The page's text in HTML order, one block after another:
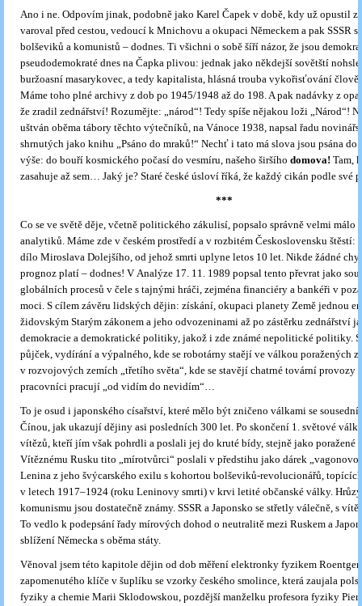
Ano i ne. Odpovím jinak, podobně jako Karel Čapek v době, kdy už opustil
varoval před cestou, vedoucí k Mnichovu a okupaci Německem a pak SSSR s
bolševiků a komunistů – dodnes. Ti všichni o sobě šíří názor, že jsou
pseudodemokraté dnes na Čapka plivou: jednak jako někdejší sovětští
buržoasní masarykovec, a tedy kapitalista, hlásná trouba vykořisťování
Máme toho plné archivy z dob po 1945/1948 až do 198. A pak nadávky z
že zradil zednářství! Rozumějte: „národ“! Tedy spíše nějakou loži „Národ“!
uštván oběma tábory těchto výtečníků, na Vánoce 1938, napsal řadu
shrnutých jako knihu „Psáno do mraků!“ Nechť i tato má slova jsou psána do
výše: do bouří kosmického počasí do vesmíru, našeho širšího domova! Tam,
zasahuje až sem… Jaký je? Staré české úsloví říká, že každý cikán podle své
***
Co se ve světě děje, včetně politického zákulisí, popsalo správně velmi
analytiků. Máme zde v českém prostředí a v rozbitém Československu štěstí:
dílo Miroslava Dolejšího, od jehož smrti uplyne letos 10 let. Nikde žádné
prognoz platí – dodnes! V Analýze 17. 11. 1989 popsal tento převrat jako
globálních procesů v čele s tajnými hráči, zejména financiéry a bankéři v
moci. S cílem závěru lidských dějin: získání, okupaci planety Země jednou
židovským Starým zákonem a jeho odvozeninami až po zástěrku zednářství
demokracie a demokratické politiky, jakož i zde známé nepolitické politiky.
půjček, vydírání a výpalného, kde se robotárny staějí ve válkou poražených
v rozvojových zemích „třetího světa“, kde se stavějí chatrné tovární provozy
pracovníci pracují „od vidím do nevidím“…
To je osud i japonského císařství, které mělo být zničeno válkami se
Čínou, jak ukazují dějiny asi posledních 300 let. Po skončení 1. světové
vítězů, kteří jím však pohrdli a poslali jej do kruté bídy, stejně jako poražené
Vítěznému Rusku tito „mírotvůrci“ poslali v předstihu jako dárek
Lenina z jeho švýcarského exilu s kohortou bolševiků-revolucionářů,
v letech 1917–1924 (roku Leninovy smrti) v krvi letité občanské války.
komunismu jsou dostatečně známy. SSSR a Japonsko se střetly válečně, s
To vedlo k podepsání řady mírových dohod o neutralitě mezi Ruskem a
sblížení Německa s oběma státy.
Věnoval jsem této kapitole dějin od dob měření elektronky fyzikem
zapomenutého klíče v šuplíku se vzorky českého smolince, která zaujala
fyziky a chemie Marii Sklodowskou, pozdější manželku profesora fyziky